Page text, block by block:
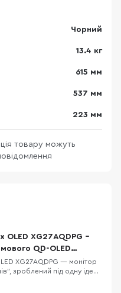
Чорний
13.4 кг
615 мм
537 мм
223 мм
товару можуть
OLED XG27AQDPG –
QD-OLED
Гц
XG27AQDPG — монітор
зроблений під одну ідею: